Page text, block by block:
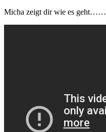
Micha zeigt dir wie es geht……